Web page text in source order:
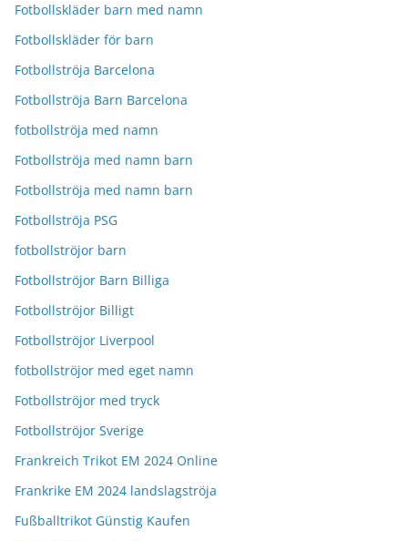
Fotbollskläder barn med namn
Fotbollskläder för barn
Fotbollströja Barcelona
Fotbollströja Barn Barcelona
fotbollströja med namn
Fotbollströja med namn barn
Fotbollströja med namn barn
Fotbollströja PSG
fotbollströjor barn
Fotbollströjor Barn Billiga
Fotbollströjor Billigt
Fotbollströjor Liverpool
fotbollströjor med eget namn
Fotbollströjor med tryck
Fotbollströjor Sverige
Frankreich Trikot EM 2024 Online
Frankrike EM 2024 landslagströja
Fußballtrikot Günstig Kaufen